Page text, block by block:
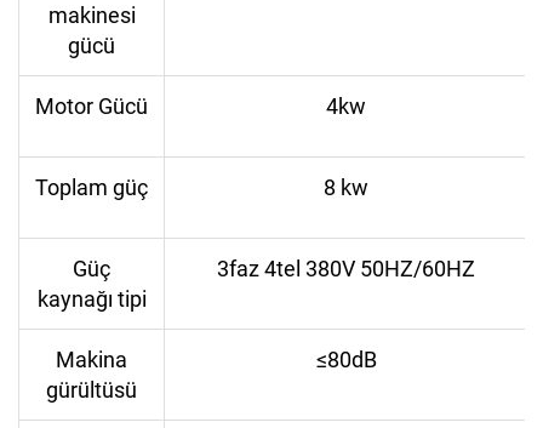
makinesi
gücü
Motor Gücü 4kw
Toplam güç 8 kw
Güç
kaynağı tipi
3faz 4tel 380V 50HZ/60HZ
Makina
gürültüsü
≤80dB